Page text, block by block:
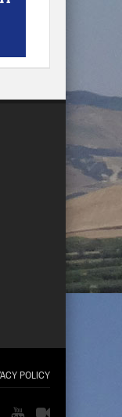
POLICY